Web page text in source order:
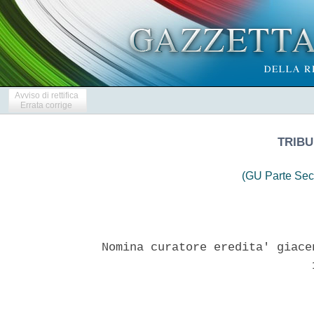
Avviso di rettifica
Errata corrige
(GU Parte
Nomina curatore eredita'